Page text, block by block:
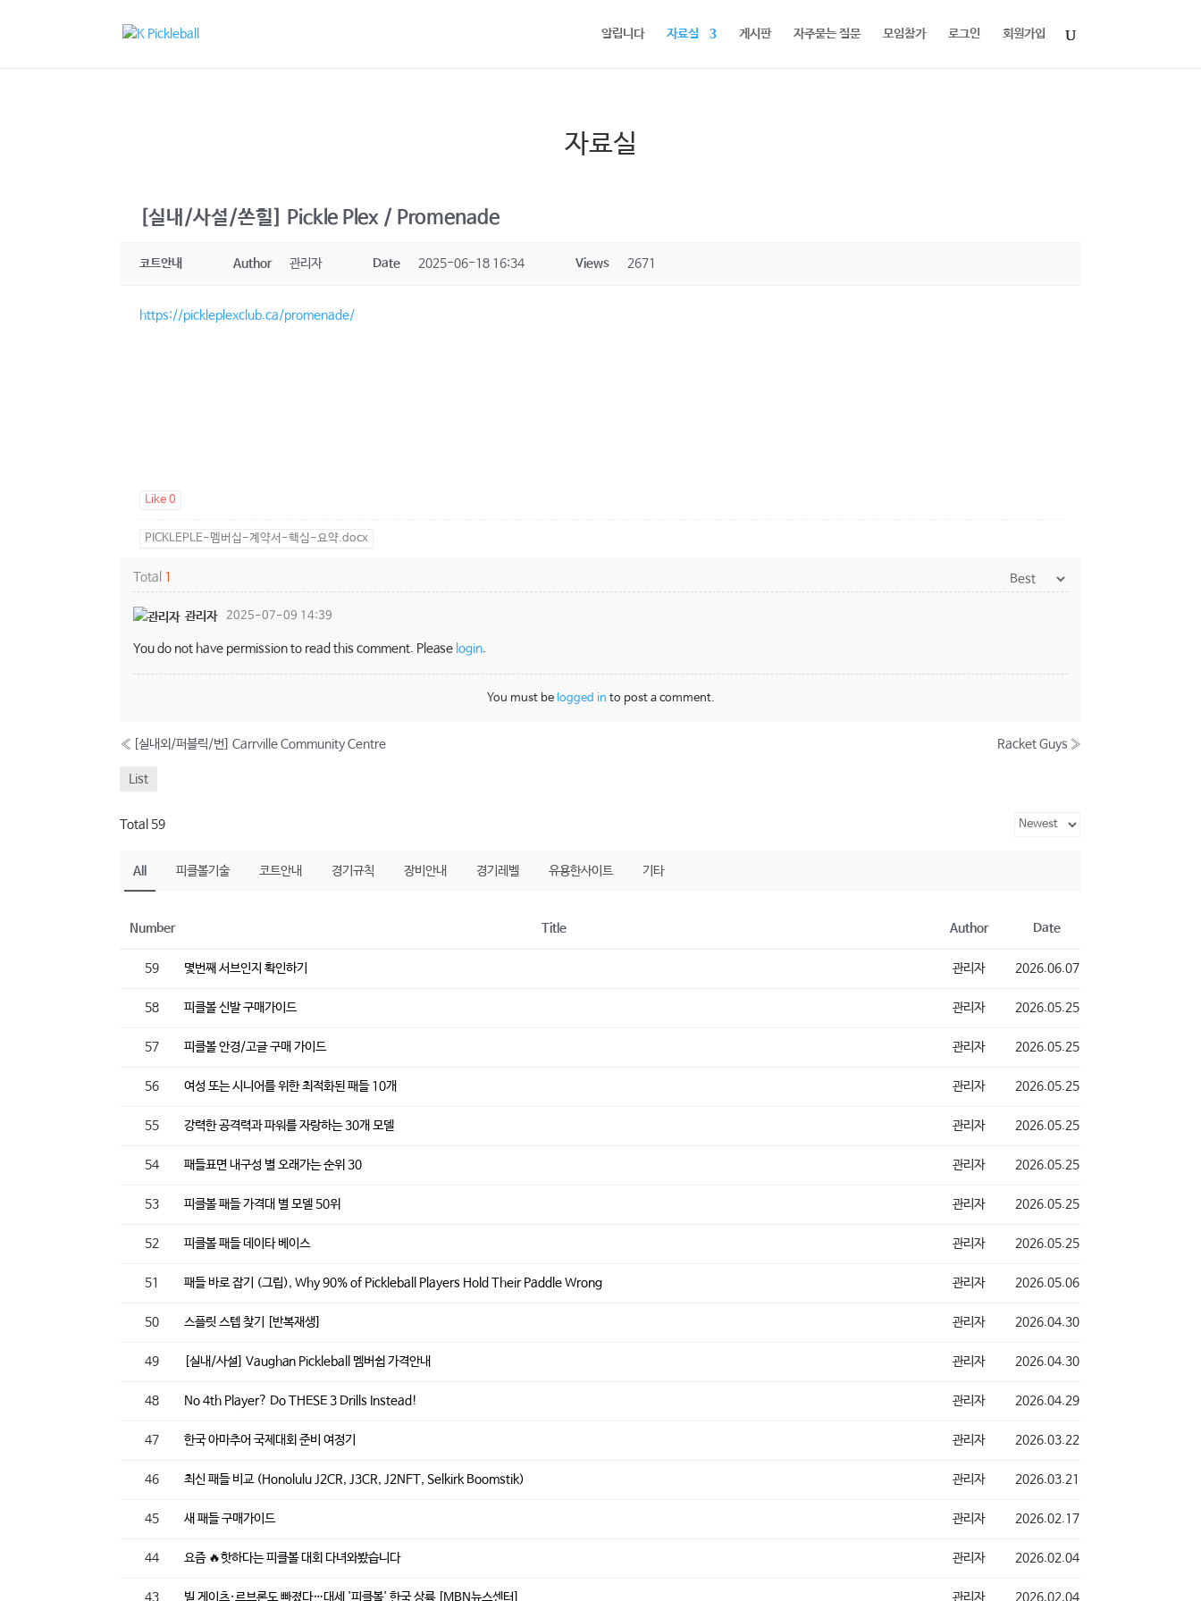
알립니다 자료실 게시판 자주묻는 질문 모임참가 로그인 회원가입
자료실
[실내/사설/쏜힐] Pickle Plex / Promenade
코트안내 Author 관리자 Date 2025-06-18 16:34 Views 2671
https://pickleplexclub.ca/promenade/
Like0
PICKLEPLE-멤버십-계약서-핵심-요약.docx
Total 1
관리자 2025-07-09 14:39
You do not have permission to read this comment. Please login.
You must be logged in to post a comment.
« [실내외/퍼블릭/번] Carrville Community Centre Racket Guys »
List
Total 59
All 피클볼기술 코트안내 경기규칙 장비안내 경기레벨 유용한사이트 기타
Number Title Author Date
59 몇번째 서브인지 확인하기 관리자 2026.06.07
58 피클볼 신발 구매가이드 관리자 2026.05.25
57 피클볼 안경/고글 구매 가이드 관리자 2026.05.25
56 여성 또는 시니어를 위한 최적화된 패들 10개 관리자 2026.05.25
55 강력한 공격력과 파워를 자랑하는 30개 모델 관리자 2026.05.25
54 패들표면 내구성 별 오래가는 순위 30 관리자 2026.05.25
53 피클볼 패들 가격대 별 모델 50위 관리자 2026.05.25
52 피클볼 패들 데이타 베이스 관리자 2026.05.25
51 패들 바로 잡기 (그립), Why 90% of Pickleball Players Hold Their Paddle Wrong 관리자 2026.05.06
50 스플릿 스텝 찾기 [반복재생] 관리자 2026.04.30
49 [실내/사설] Vaughan Pickleball 멤버쉽 가격안내 관리자 2026.04.30
48 No 4th Player? Do THESE 3 Drills Instead! 관리자 2026.04.29
47 한국 아마추어 국제대회 준비 여정기 관리자 2026.03.22
46 최신 패들 비교 (Honolulu J2CR, J3CR, J2NFT, Selkirk Boomstik) 관리자 2026.03.21
45 새 패들 구매가이드 관리자 2026.02.17
44 요즘 🔥핫하다는 피클볼 대회 다녀와봤습니다 관리자 2026.02.04
43 빌 게이츠·르브론도 빠졌다…대세 '피클볼' 한국 상륙 [MBN뉴스센터] 관리자 2026.02.04